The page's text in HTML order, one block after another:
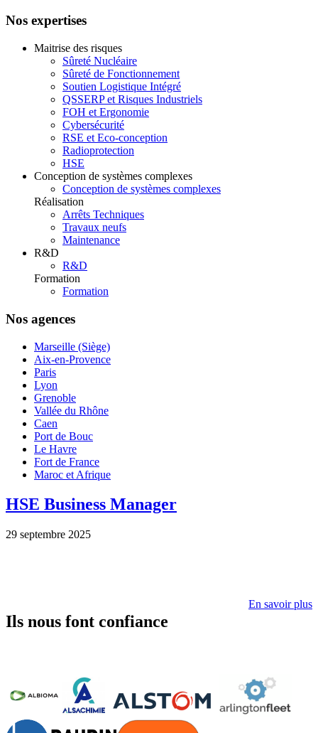
Nos expertises
Maitrise des risques
Sûreté Nucléaire
Sûreté de Fonctionnement
Soutien Logistique Intégré
QSSERP et Risques Industriels
FOH et Ergonomie
Cybersécurité
RSE et Eco-conception
Radioprotection
HSE
Conception de systèmes complexes
Conception de systèmes complexes
Réalisation
Arrêts Techniques
Travaux neufs
Maintenance
R&D
R&D
Formation
Formation
Nos agences
Marseille (Siège)
Aix-en-Provence
Paris
Lyon
Grenoble
Vallée du Rhône
Caen
Port de Bouc
Le Havre
Fort de France
Maroc et Afrique
HSE Business Manager
29 septembre 2025
Ils nous font confiance
En savoir plus